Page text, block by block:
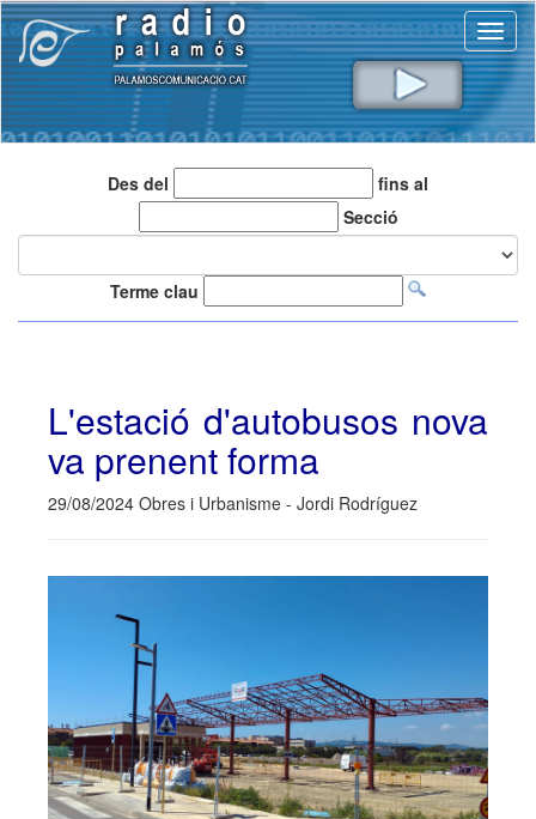
Des del
fins al
Secció
Terme clau
L'estació d'autobusos nova
va prenent forma
29/08/2024 Obres i Urbanisme - Jordi Rodríguez